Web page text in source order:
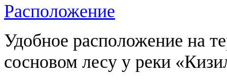
Расположение
Удобное расположение на
сосновом лесу у реки